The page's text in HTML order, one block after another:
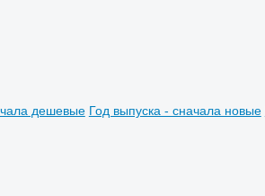
дешевые Год выпуска - сначала новые